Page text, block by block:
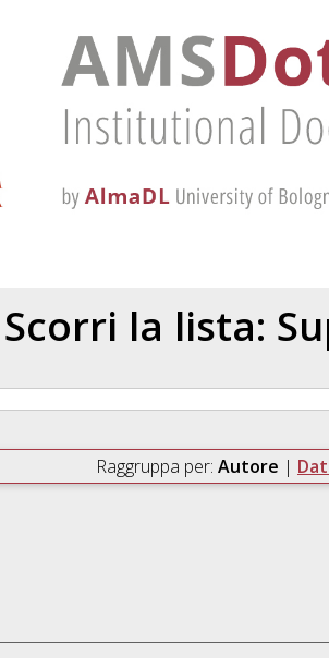
Scorri la lista:
Raggruppa per: Autore |